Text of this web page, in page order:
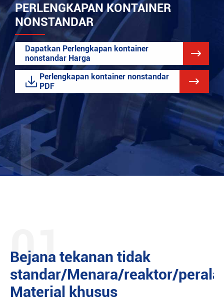
PERLENGKAPAN KONTAINER
NONSTANDAR
Dapatkan Perlengkapan kontainer
nonstandar Harga

 Perlengkapan kontainer nonstandar
PDF

01
Bejana tekanan tidak
standar/Menara/reaktor/
Material khusus